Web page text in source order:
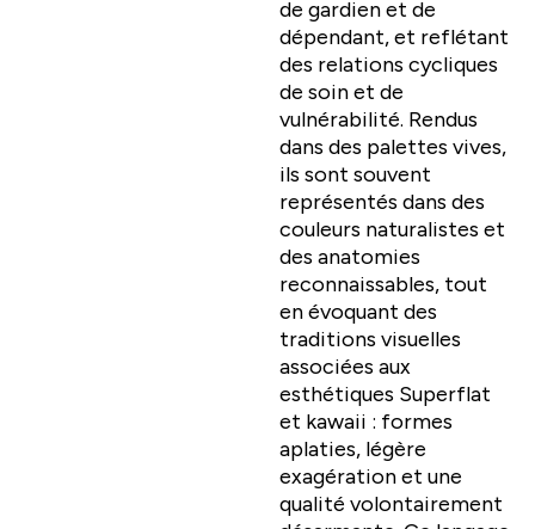
de gardien et de
dépendant, et reflétant
des relations cycliques
de soin et de
vulnérabilité. Rendus
dans des palettes vives,
ils sont souvent
représentés dans des
couleurs naturalistes et
des anatomies
reconnaissables, tout
en évoquant des
traditions visuelles
associées aux
esthétiques Superflat
et kawaii : formes
aplaties, légère
exagération et une
qualité volontairement